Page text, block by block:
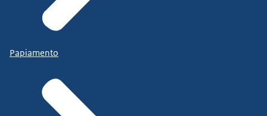
Papiamento